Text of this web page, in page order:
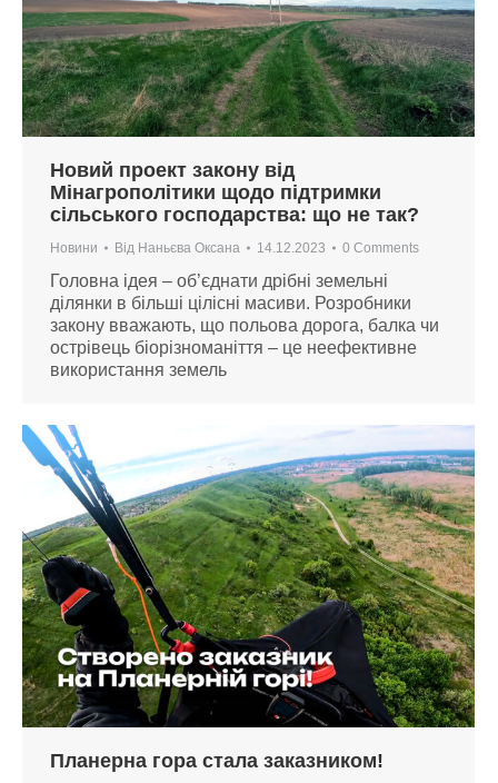
Новий проект закону від
Мінагрополітики щодо підтримки
сільського господарства: що не так?
Новини Від Наньєва Оксана 14.12.2023 0 Comments
Головна ідея – об’єднати дрібні земельні
ділянки в більші цілісні масиви. Розробники
закону вважають, що польова дорога, балка чи
острівець біорізноманіття – це неефективне
використання земель
Планерна гора стала заказником!